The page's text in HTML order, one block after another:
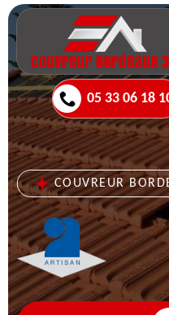
05 33 06 18
COUVREUR